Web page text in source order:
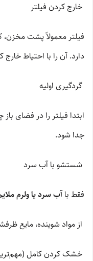
خارج کردن فیلتر
فیلتر معمولاً پشت مخزن،
دارد. آن را با احتیاط خارج
گردگیری اولیه
ابتدا فیلتر را در فضای
جدا شود.
شستشو با آب سرد
فقط باآب سرد یا ولرم
از مواد شوینده، مایع
خشک کردن کامل